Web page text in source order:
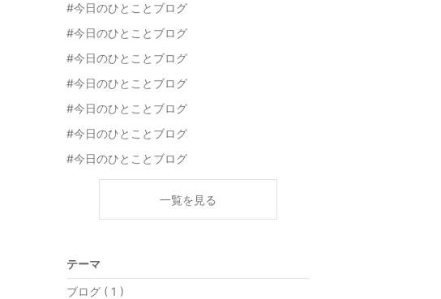
#今日のひとことブログ
#今日のひとことブログ
#今日のひとことブログ
#今日のひとことブログ
#今日のひとことブログ
#今日のひとことブログ
#今日のひとことブログ
一覧を見る
テーマ
ブログ ( 1 )